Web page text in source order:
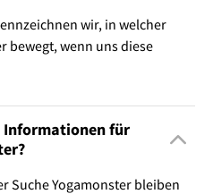
wir, in welcher
bewegt, wenn uns diese
Informationen für
Suche Yogamonster bleiben